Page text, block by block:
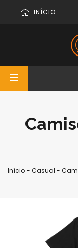
INÍCIO
Início- Casual -